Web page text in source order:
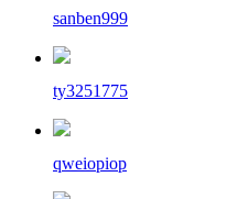
sanben999
ty3251775
qweiopiop